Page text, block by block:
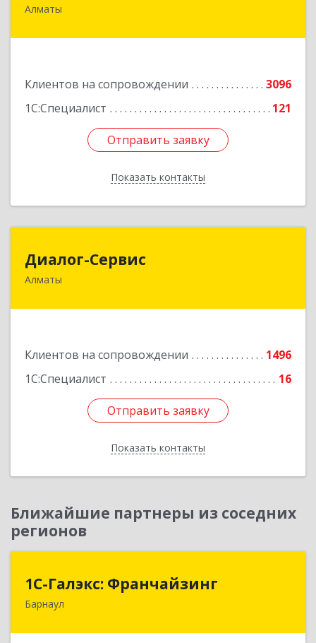
Алматы
Клиентов на сопровождении
3096
1С:Специалист
121
Отправить заявку
Показать контакты
050046, Казахстан, Алматы,ул. Сатпаева, д. 90/1,
Отправить заявку
Назад
Диалог-Сервис
Алматы
Клиентов на сопровождении
1496
1С:Специалист
16
Отправить заявку
Показать контакты
050057, Республика Казахстан, г. Алматы, ул.
Отправить заявку
Назад
Ближайшие партнеры из соседних
регионов
1С-Галэкс: Франчайзинг
Барнаул
1С-Галэкс: Франчайзинг
656015, Алтайский край, Барнаул г, Деповская